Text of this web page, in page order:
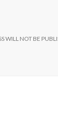
WILL NOT BE